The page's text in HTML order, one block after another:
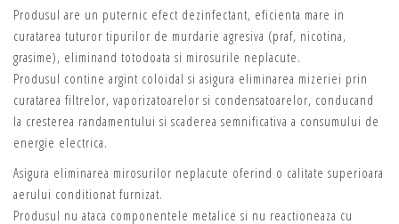
Produsul are un puternic efect dezinfectant, eficienta mare in
curatarea tuturor tipurilor de murdarie agresiva (praf, nicotina,
grasime), eliminand totodoata si mirosurile neplacute.
Produsul contine argint coloidal si asigura eliminarea mizeriei prin
curatarea filtrelor, vaporizatoarelor si condensatoarelor, conducand
la cresterea randamentului si scaderea semnificativa a consumului de
energie electrica.
Asigura eliminarea mirosurilor neplacute oferind o calitate superioara
aerului conditionat furnizat.
Produsul nu ataca componentele metalice si nu reactioneaza cu